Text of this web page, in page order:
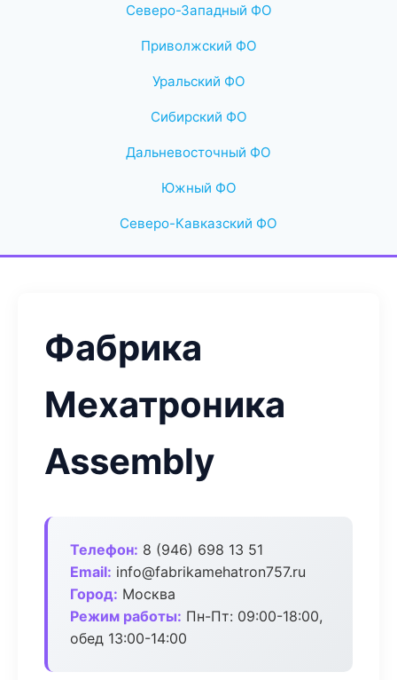
Северо-Западный ФО
Приволжский ФО
Уральский ФО
Сибирский ФО
Дальневосточный ФО
Южный ФО
Северо-Кавказский ФО
Фабрика
Мехатроника
Assembly
Телефон: 8 (946) 698 13 51
Email: info@fabrikamehatron757.ru
Город: Москва
Режим работы: Пн-Пт: 09:00-18:00,
обед 13:00-14:00